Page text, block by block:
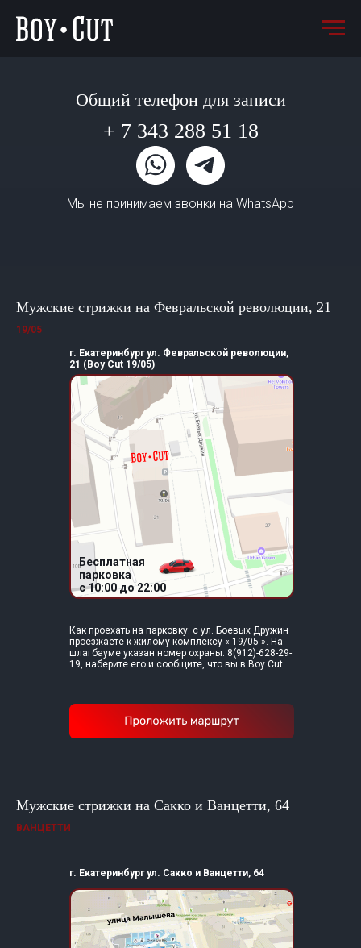
Общий телефон для записи
+ 7 343 288 51 18
Мы не принимаем звонки на WhatsApp
Мужские стрижки на Февральской революции, 21
19/05
г. Екатеринбург ул. Февральской революции,
21 (Boy Cut 19/05)
Как проехать на парковку: с ул. Боевых Дружин
проезжаете к жилому комплексу « 19/05 ». На
шлагбауме указан номер охраны: 8(912)-628-29-
19, наберите его и сообщите, что вы в Boy Cut.
Бесплатная
парковка
c 10:00 до 22:00
Мужские стрижки на Сакко и Ванцетти, 64
ВАНЦЕТТИ
г. Екатеринбург ул. Сакко и Ванцетти, 64